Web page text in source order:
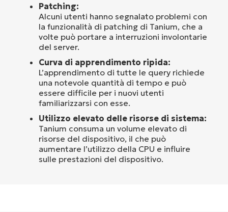
Patching:
Alcuni utenti hanno segnalato problemi con
la funzionalità di patching di Tanium, che a
volte può portare a interruzioni involontarie
del server.
Curva di apprendimento ripida:
L’apprendimento di tutte le query richiede
una notevole quantità di tempo e può
essere difficile per i nuovi utenti
familiarizzarsi con esse.
Utilizzo elevato delle risorse di sistema:
Tanium consuma un volume elevato di
risorse del dispositivo, il che può
aumentare l’utilizzo della CPU e influire
sulle prestazioni del dispositivo.